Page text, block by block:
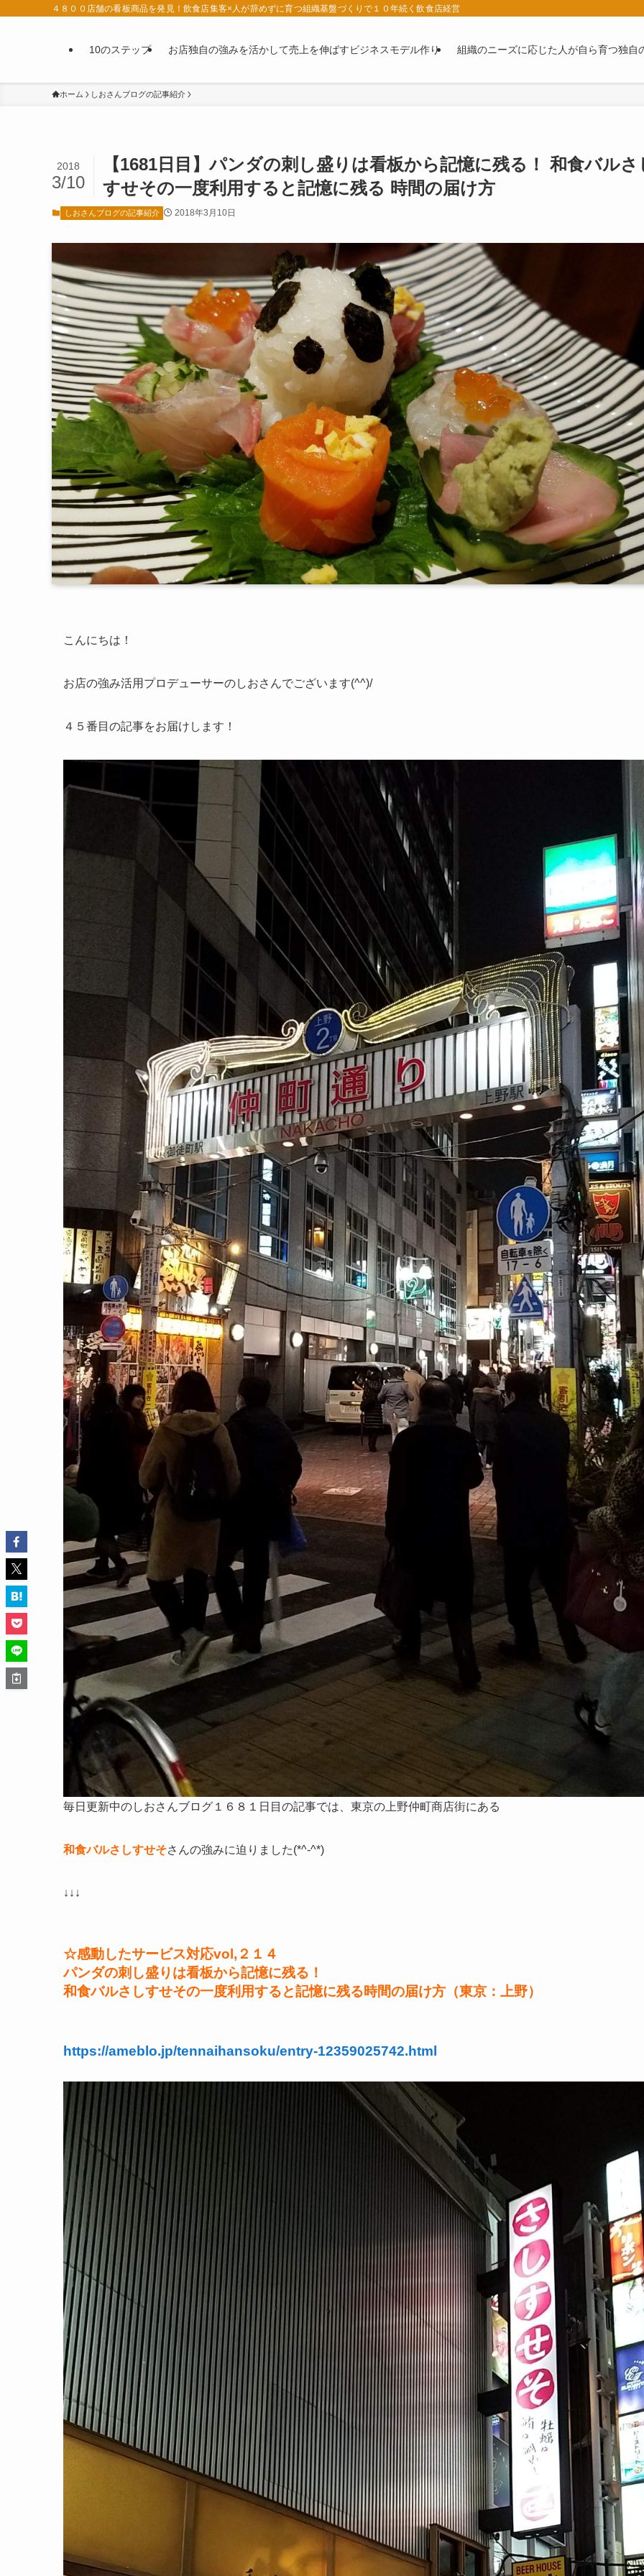
４８００店舗の看板商品を発見！飲食店集客×人が辞めずに育つ組織基盤づくりで１０年続く飲食店経営
10のステップ お店独自の強みを活かして売上を伸ばすビジネスモデル作り 組織のニーズに応じた人が自ら育つ独自
ホーム しおさんブログの記事紹介
【1681日目】パンダの刺し盛りは看板から記憶に残る！ 和食バルさ
すせその一度利用すると記憶に残る 時間の届け方
2018
3/10
しおさんブログの記事紹介 2018年3月10日
こんにちは！
お店の強み活用プロデューサーのしおさんでございます(^^)/
４５番目の記事をお届けします！
毎日更新中のしおさんブログ１６８１日目の記事では、東京の上野仲町商店街にある
和食バルさしすせそさんの強みに迫りました(*^-^*)
↓↓↓
☆感動したサービス対応vol,２１４
パンダの刺し盛りは看板から記憶に残る！
和食バルさしすせその一度利用すると記憶に残る時間の届け方（東京：上野）
https://ameblo.jp/tennaihansoku/entry-12359025742.html